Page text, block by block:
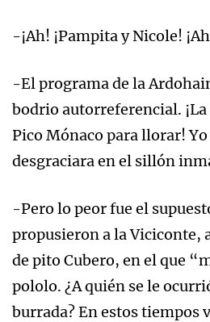
-¡Ah! ¡Pampita y Nicole!
-El programa de la
bodrio autorreferencial.
Pico Mónaco para llorar!
desgraciara en el sillón
-Pero lo peor fue el
propusieron a la Viciconte,
de pito Cubero, en el que
pololo. ¿A quién se le
burrada? En estos tiempos